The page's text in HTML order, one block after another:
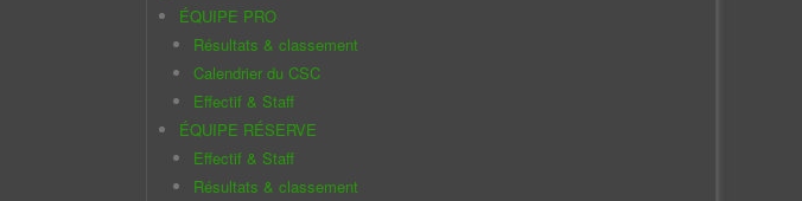
ÉQUIPE PRO
Résultats & classement
Calendrier du CSC
Effectif & Staff
ÉQUIPE RÉSERVE
Effectif & Staff
Résultats & classement